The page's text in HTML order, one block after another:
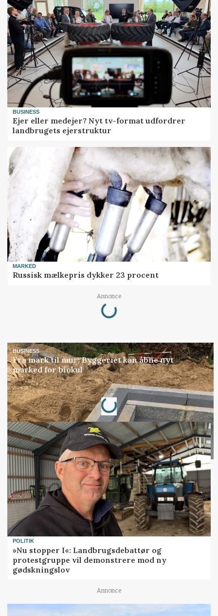
BUSINESS
Ejer eller medejer? Nyt tv-format udfordrer
landbrugets ejerstruktur
MARKED
Russisk mælkepris dykker 23 procent
Annonce
Loading...
BUSINESS
Fra mark til mur: Byggeriet kan åbne nyt
marked for biokul
Annonce
Loading...
POLITIK
»Nu stopper I«: Landbrugsdebattør og
protestgruppe vil demonstrere mod ny
gødskningslov
Annonce